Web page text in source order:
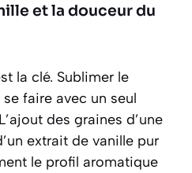
et la douceur du
la clé. Sublimer le
faire avec un seul
des graines d’une
extrait de vanille pur
le profil aromatique